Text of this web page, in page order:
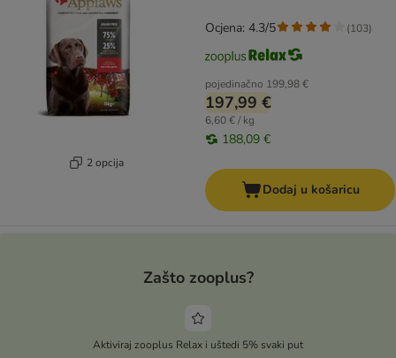
2 opcija
pojedinačno 199,98 €
197,99 €
6,60 € / kg
188,09 €
Ocjena: 4.3/5 (103)
Dodaj u košaricu
Zašto zooplus?
Aktiviraj zooplus Relax i uštedi 5% svaki put